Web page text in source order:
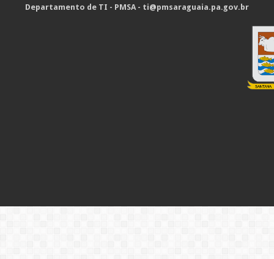
Departamento de TI - PMSA - ti@pmsaraguaia.pa.gov.br